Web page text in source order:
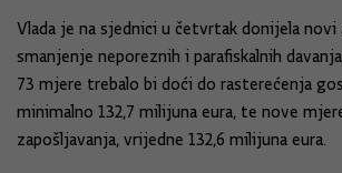
Vlada je na sjednici u četvrtak donijela novi
smanjenje neporeznih i parafiskalnih
73 mjere trebalo bi doći do rasterećenja
minimalno 132,7 milijuna eura, te nove
zapošljavanja, vrijedne 132,6 milijuna eura.